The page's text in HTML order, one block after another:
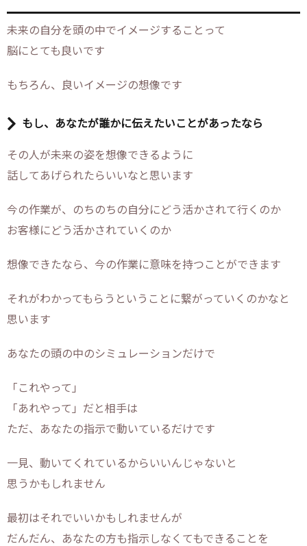
未来の自分を頭の中でイメージすることって
脳にとても良いです
もちろん、良いイメージの想像です
もし、あなたが誰かに伝えたいことがあったなら
その人が未来の姿を想像できるように
話してあげられたらいいなと思います
今の作業が、のちのちの自分にどう活かされて行くのか
お客様にどう活かされていくのか
想像できたなら、今の作業に意味を持つことができます
それがわかってもらうということに繋がっていくのかなと
思います
あなたの頭の中のシミュレーションだけで
「これやって」
「あれやって」だと相手は
ただ、あなたの指示で動いているだけです
一見、動いてくれているからいいんじゃないと
思うかもしれません
最初はそれでいいかもしれませんが
だんだん、あなたの方も指示しなくてもできることを